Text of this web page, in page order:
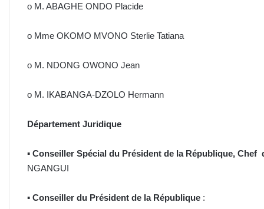
o M. ABAGHE ONDO Placide
o Mme OKOMO MVONO Sterlie Tatiana
o M. NDONG OWONO Jean
o M. IKABANGA-DZOLO Hermann
Département Juridique
▪ Conseiller Spécial du Président de la République,
NGANGUI
▪ Conseiller du Président de la République :